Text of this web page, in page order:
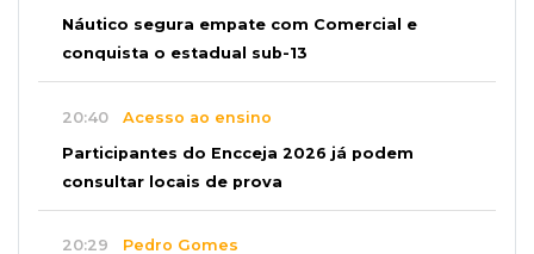
Náutico segura empate com Comercial e
conquista o estadual sub-13
20:40 Acesso ao ensino
Participantes do Encceja 2026 já podem
consultar locais de prova
20:29 Pedro Gomes